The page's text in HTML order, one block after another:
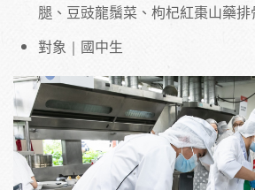
腿、豆豉龍鬚菜、枸杞紅棗山藥
對象｜國中生